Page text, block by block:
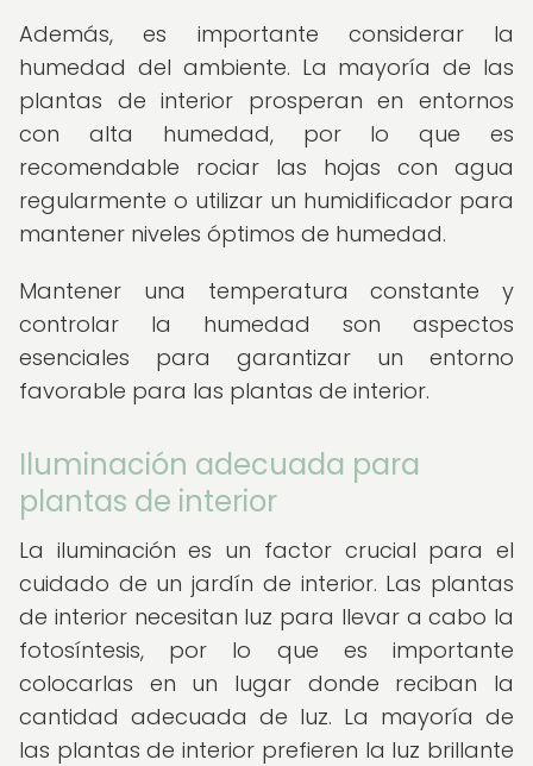
Además, es importante considerar la
humedad del ambiente. La mayoría de las
plantas de interior prosperan en entornos
con alta humedad, por lo que es
recomendable rociar las hojas con agua
regularmente o utilizar un humidificador para
mantener niveles óptimos de humedad.
Mantener una temperatura constante y
controlar la humedad son aspectos
esenciales para garantizar un entorno
favorable para las plantas de interior.
Iluminación adecuada para
plantas de interior
La iluminación es un factor crucial para el
cuidado de un jardín de interior. Las plantas
de interior necesitan luz para llevar a cabo la
fotosíntesis, por lo que es importante
colocarlas en un lugar donde reciban la
cantidad adecuada de luz. La mayoría de
las plantas de interior prefieren la luz brillante